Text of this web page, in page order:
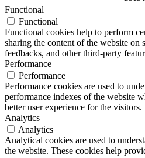
Functional
Functional
Functional cookies help to perform
sharing the content of the website on
feedbacks, and other third-party
Performance
Performance
Performance cookies are used to
performance indexes of the website
better user experience for the visitors.
Analytics
Analytics
Analytical cookies are used to
the website. These cookies help